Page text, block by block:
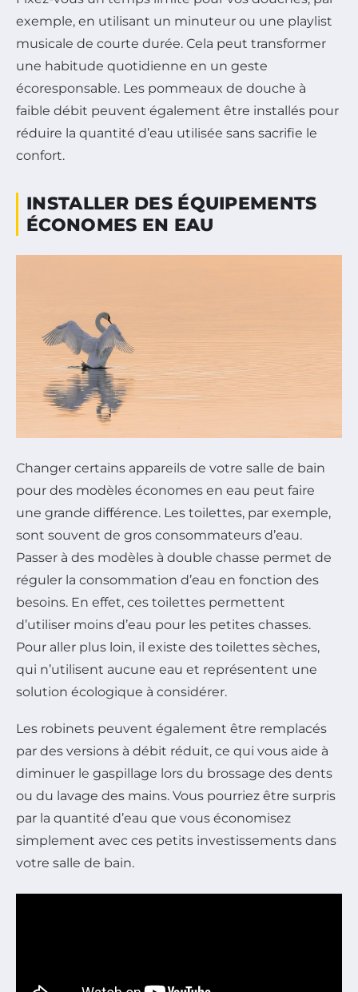
exemple, en utilisant un minuteur ou une playlist
musicale de courte durée. Cela peut transformer
une habitude quotidienne en un geste
écoresponsable. Les pommeaux de douche à
faible débit peuvent également être installés pour
réduire la quantité d’eau utilisée sans sacrifie le
confort.
INSTALLER DES ÉQUIPEMENTS
ÉCONOMES EN EAU
Changer certains appareils de votre salle de bain
pour des modèles économes en eau peut faire
une grande différence. Les toilettes, par exemple,
sont souvent de gros consommateurs d’eau.
Passer à des modèles à double chasse permet de
réguler la consommation d’eau en fonction des
besoins. En effet, ces toilettes permettent
d’utiliser moins d’eau pour les petites chasses.
Pour aller plus loin, il existe des toilettes sèches,
qui n’utilisent aucune eau et représentent une
solution écologique à considérer.
Les robinets peuvent également être remplacés
par des versions à débit réduit, ce qui vous aide à
diminuer le gaspillage lors du brossage des dents
ou du lavage des mains. Vous pourriez être surpris
par la quantité d’eau que vous économisez
simplement avec ces petits investissements dans
votre salle de bain.